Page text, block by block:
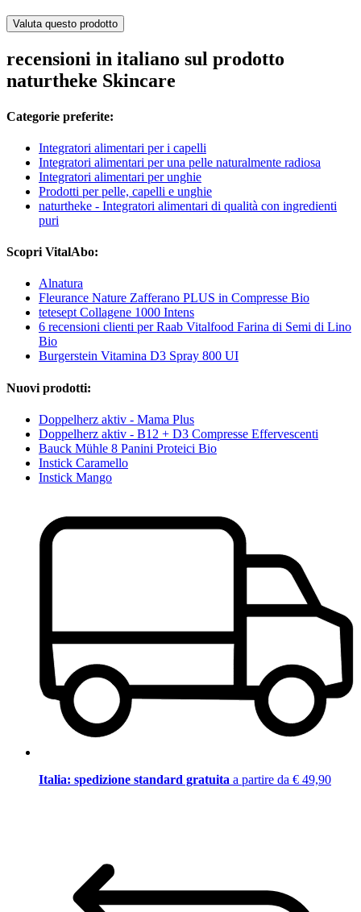
Valuta questo prodotto
recensioni in italiano sul prodotto
naturtheke Skincare
Categorie preferite:
Integratori alimentari per i capelli
Integratori alimentari per una pelle naturalmente radiosa
Integratori alimentari per unghie
Prodotti per pelle, capelli e unghie
naturtheke - Integratori alimentari di qualità con ingredienti
puri
Scopri VitalAbo:
Alnatura
Fleurance Nature Zafferano PLUS in Compresse Bio
tetesept Collagene 1000 Intens
6 recensioni clienti per Raab Vitalfood Farina di Semi di Lino
Bio
Burgerstein Vitamina D3 Spray 800 UI
Nuovi prodotti:
Doppelherz aktiv - Mama Plus
Doppelherz aktiv - B12 + D3 Compresse Effervescenti
Bauck Mühle 8 Panini Proteici Bio
Instick Caramello
Instick Mango
Italia: spedizione standard gratuita a partire da € 49,90